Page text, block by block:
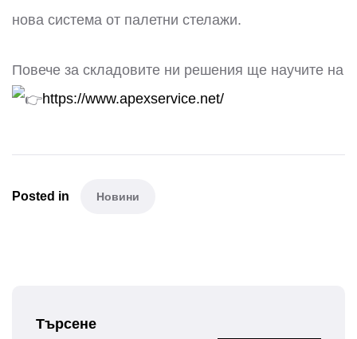
нова система от палетни стелажи.
Повече за складовите ни решения ще научите на
https://www.apexservice.net/
Posted in Новини
Търсене